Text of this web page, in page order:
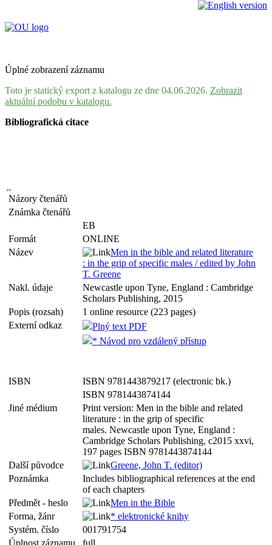
Úplné zobrazení záznamu
Toto je statický export z katalogu ze dne 04.06.2026. Zobrazit
aktuální podobu v katalogu.
Bibliografická citace
Názory čtenářů
Známka čtenářů
EB
Formát
ONLINE
Název
Men in the bible and related literature
: in the grip of specific males / edited by John
T. Greene
Nakl. údaje
Newcastle upon Tyne, England : Cambridge
Scholars Publishing, 2015
Popis (rozsah)
1 online resource (223 pages)
Externí odkaz
Plný text PDF
* Návod pro vzdálený přístup
ISBN
ISBN 9781443879217 (electronic bk.)
ISBN 9781443874144
Jiné médium
Print version: Men in the bible and related
literature : in the grip of specific
males. Newcastle upon Tyne, England :
Cambridge Scholars Publishing, c2015 xxvi,
197 pages ISBN 9781443874144
Další původce
Greene, John T. (editor)
Poznámka
Includes bibliographical references at the end
of each chapters
Předmět - heslo
Men in the Bible
Forma, žánr
* elektronické knihy
Systém. číslo
001791754
Úplnost záznamu
full